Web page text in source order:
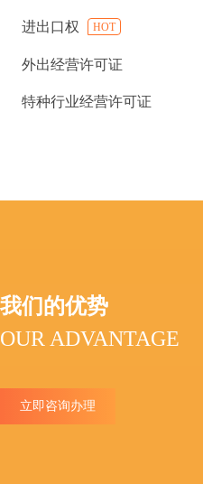
进出口权 HOT
外出经营许可证
特种行业经营许可证
我们的优势
OUR ADVANTAGE
立即咨询办理